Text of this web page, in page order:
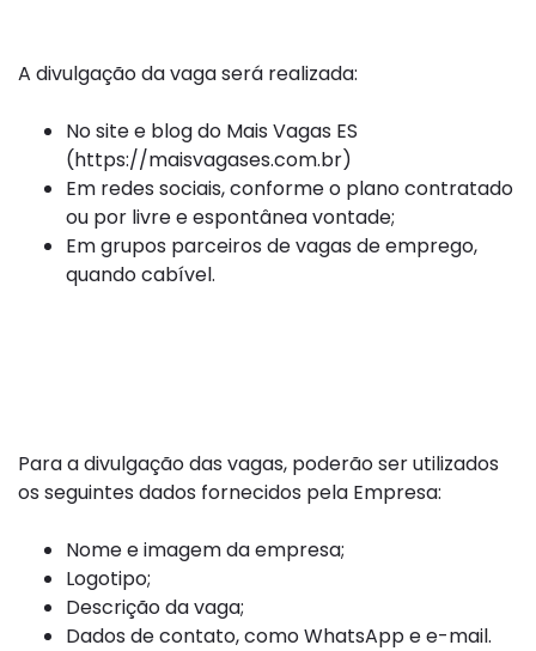
A divulgação da vaga será realizada:
No site e blog do Mais Vagas ES
(https://maisvagases.com.br)
Em redes sociais, conforme o plano contratado
ou por livre e espontânea vontade;
Em grupos parceiros de vagas de emprego,
quando cabível.
Para a divulgação das vagas, poderão ser utilizados
os seguintes dados fornecidos pela Empresa:
Nome e imagem da empresa;
Logotipo;
Descrição da vaga;
Dados de contato, como WhatsApp e e-mail.